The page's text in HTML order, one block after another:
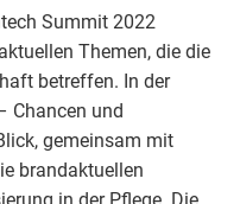
Summit 2022
Themen, die die
betreffen. In der
Chancen und
gemeinsam mit
brandaktuellen